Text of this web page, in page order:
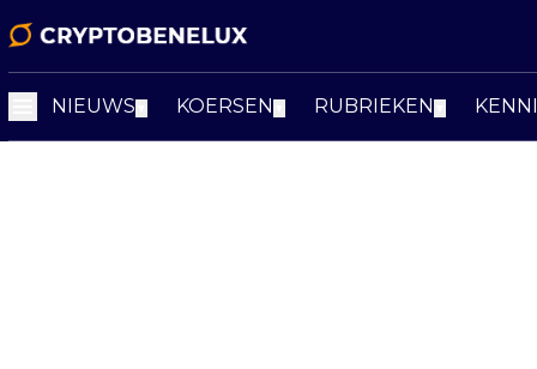
NIEUWS KOERSEN RUBRIEKEN